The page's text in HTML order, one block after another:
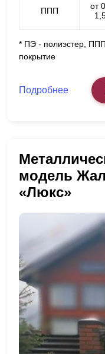
ППП
от
* ПЭ - полиэстер,
покрытие
Подробнее
модель
«Люкс»